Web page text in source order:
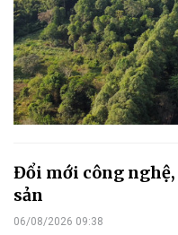
Đổi mới công
sản
06/08/2026 09:38